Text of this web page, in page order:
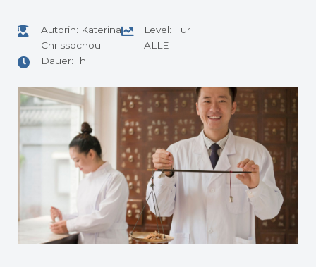
Autorin: Katerina
Chrissochou
Level: Für
ALLE
Dauer: 1h